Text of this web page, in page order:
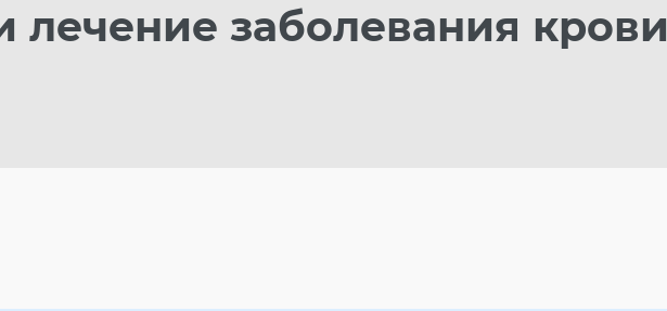
лечение заболевания крови